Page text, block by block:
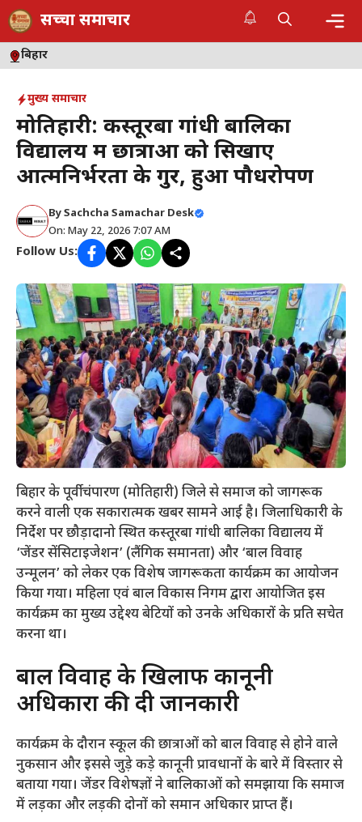
Skip
to
content
सच्चा समाचार
बिहार
मुख्य समाचार
मोतिहारी: कस्तूरबा गांधी बालिका
विद्यालय में छात्राओं को सिखाए
आत्मनिर्भरता के गुर, हुआ पौधरोपण
BySachcha Samachar Desk
On: May 22, 2026 7:07 AM
Follow Us:
बिहार के पूर्वी चंपारण (मोतिहारी) जिले से समाज को जागरूक
करने वाली एक सकारात्मक खबर सामने आई है। जिलाधिकारी के
निर्देश पर छौड़ादानो स्थित कस्तूरबा गांधी बालिका विद्यालय में
‘जेंडर सेंसिटाइजेशन’ (लैंगिक समानता) और ‘बाल विवाह
उन्मूलन’ को लेकर एक विशेष जागरूकता कार्यक्रम का आयोजन
किया गया। महिला एवं बाल विकास निगम द्वारा आयोजित इस
कार्यक्रम का मुख्य उद्देश्य बेटियों को उनके अधिकारों के प्रति सचेत
करना था।
​बाल विवाह के खिलाफ कानूनी
अधिकारों की दी जानकारी
​कार्यक्रम के दौरान स्कूल की छात्राओं को बाल विवाह से होने वाले
नुकसान और इससे जुड़े कड़े कानूनी प्रावधानों के बारे में विस्तार से
बताया गया। जेंडर विशेषज्ञों ने बालिकाओं को समझाया कि समाज
में लड़का और लड़की दोनों को समान अधिकार प्राप्त हैं।